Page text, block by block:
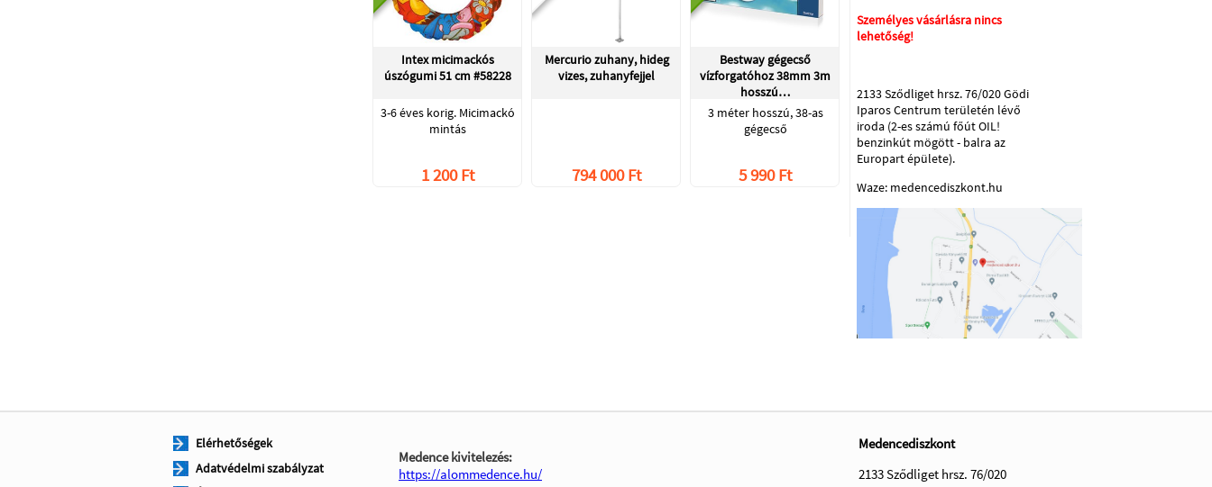
Intex micimackós
úszógumi 51 cm #58228
3-6 éves korig. Micimackó
mintás
1 200 Ft
Mercurio zuhany, hideg
vizes, zuhanyfejjel
794 000 Ft
Bestway gégecső
vízforgatóhoz 38mm 3m
hosszú…
3 méter hosszú, 38-as
gégecső
5 990 Ft
Személyes vásárlásra nincs
lehetőség!
2133 Sződliget hrsz. 76/020 Gödi
Iparos Centrum területén lévő
iroda (2-es számú főút OIL!
benzinkút mögött - balra az
Europart épülete).
Waze: medencediszkont.hu
Elérhetőségek
Adatvédelmi szabályzat
Medence kivitelezés:
https://alommedence.hu/
Medencediszkont
2133 Sződliget hrsz. 76/020